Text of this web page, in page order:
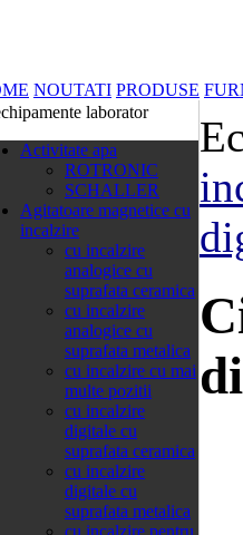
NOUTATI PRODUSE
Activitate apa
ROTRONIC
SCHALLER
Agitatoare magnetice cu
incalzire
cu incalzire
analogice cu
suprafata ceramica
cu incalzire
analogice cu
suprafata metalica
cu incalzire cu mai
multe pozitii
cu incalzire
digitale cu
suprafata ceramica
cu incalzire
digitale cu
suprafata metalica
cu incalzire pentru